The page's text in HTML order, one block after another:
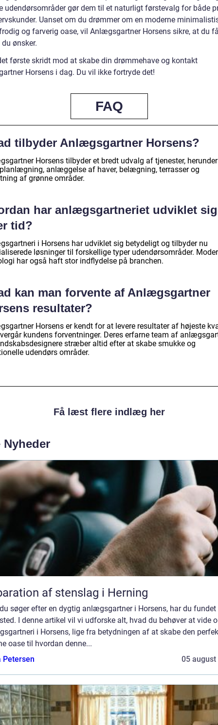
udendørsområder gør dem til et naturligt førstevalg for både
Uanset om du drømmer om en moderne
og farverig oase, vil Anlægsgartner Horsens sikre, at du
ønsker.
første skridt mod at skabe din drømmehave og kontakt
Horsens i dag. Du vil ikke fortryde det!
FAQ
tilbyder Anlægsgartner Horsens?
Horsens tilbyder et bredt udvalg af tjenester, herunder
anlæggelse af haver, belægning, terrasser og
af grønne områder.
har anlægsgartneriet udviklet sig
tid?
i Horsens har udviklet sig betydeligt og tilbyder nu
løsninger til forskellige typer udendørsområder.
har også haft stor indflydelse på branchen.
kan man forvente af Anlægsgartner
resultater?
Horsens er kendt for at levere resultater af højeste
kundens forventninger. Deres erfarne team af
stræber altid efter at skabe smukke og
udendørs områder.
Få læst flere indlæg her
Nyheder
af stenslag i Herning
søger efter en dygtig anlægsgartner i Horsens, har du fundet
I denne artikel vil vi udforske alt, hvad du behøver at vide
i Horsens, lige fra betydningen af at skabe den
oase til hvordan denne...
Petersen
05 august